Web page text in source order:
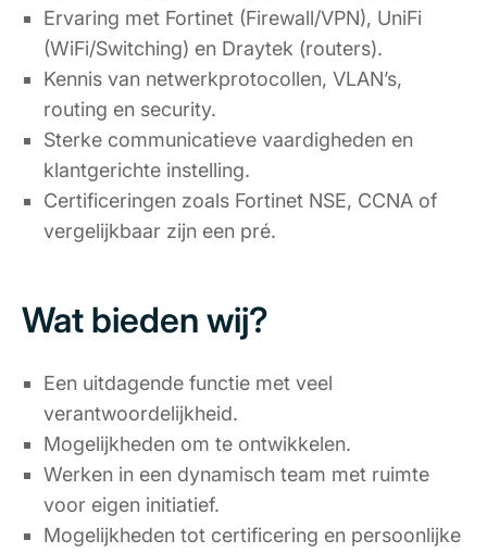
Ervaring met Fortinet (Firewall/VPN), UniFi
(WiFi/Switching) en Draytek (routers).
Kennis van netwerkprotocollen, VLAN’s,
routing en security.
Sterke communicatieve vaardigheden en
klantgerichte instelling.
Certificeringen zoals Fortinet NSE, CCNA of
vergelijkbaar zijn een pré.
Wat bieden wij?
Een uitdagende functie met veel
verantwoordelijkheid.
Mogelijkheden om te ontwikkelen.
Werken in een dynamisch team met ruimte
voor eigen initiatief.
Mogelijkheden tot certificering en persoonlijke